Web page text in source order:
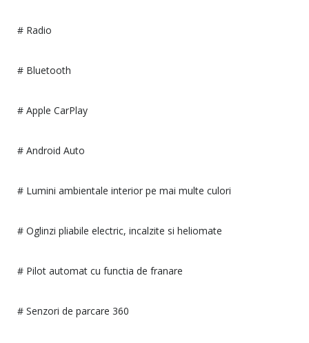
# Radio
# Bluetooth
# Apple CarPlay
# Android Auto
# Lumini ambientale interior pe mai multe culori
# Oglinzi pliabile electric, incalzite si heliomate
# Pilot automat cu functia de franare
# Senzori de parcare 360